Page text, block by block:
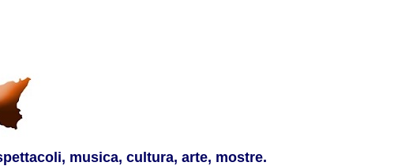
musica, cultura, arte, mostre.